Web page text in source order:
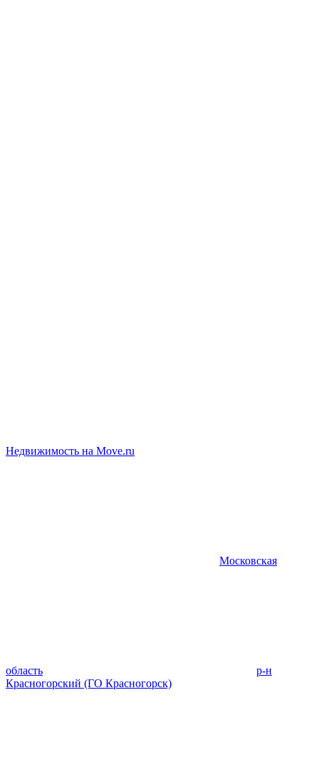
Недвижимость на Move.ru
Московская
область
р-н
Красногорский (ГО Красногорск)